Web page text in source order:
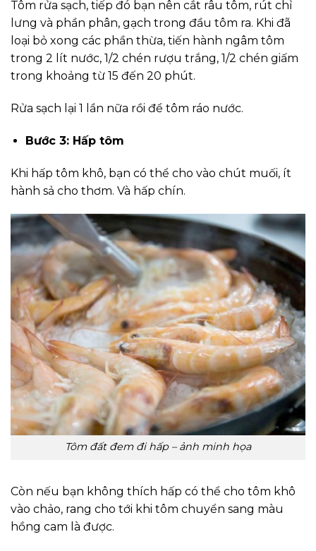
Tôm rửa sạch, tiếp đó bạn nên cắt râu tôm, rút chỉ
lưng và phần phân, gạch trong đầu tôm ra. Khi đã
loại bỏ xong các phần thừa, tiến hành ngâm tôm
trong 2 lít nước, 1/2 chén rượu trắng, 1/2 chén giấm
trong khoảng từ 15 đến 20 phút.
Rửa sạch lại 1 lần nữa rồi để tôm ráo nước.
Bước 3: Hấp tôm
Khi hấp tôm khô, bạn có thể cho vào chút muối, ít
hành sả cho thơm. Và hấp chín.
Tôm đất đem đi hấp – ảnh minh họa
Còn nếu bạn không thích hấp có thể cho tôm khô
vào chảo, rang cho tới khi tôm chuyển sang màu
hồng cam là được.